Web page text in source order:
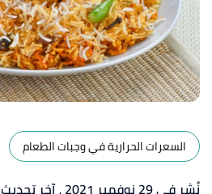
السعرات الحرارية في وجبات الطعام